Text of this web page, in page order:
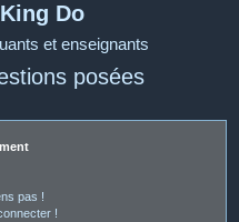
Do
et enseignants
posées
pas !
!